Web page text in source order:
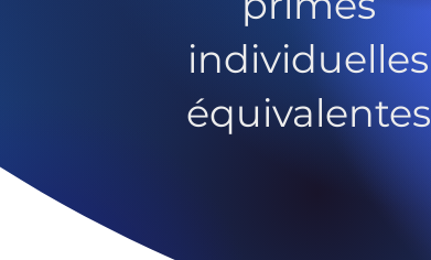
individuelles
équivalentes